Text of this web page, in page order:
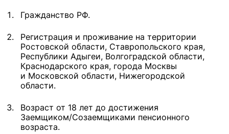
Гражданство РФ.
Регистрация и проживание на территории
Ростовской области, Ставропольского края,
Республики Адыгеи, Волгоградской области,
Краснодарского края, города Москвы
и Московской области, Нижегородской
области.
Возраст от 18 лет до достижения
Заемщиком/Созаемщиками пенсионного
возраста.